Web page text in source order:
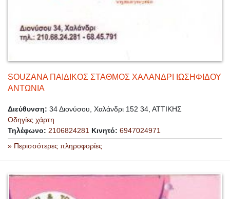
SOUZANA ΠΑΙΔΙΚΟΣ ΣΤΑΘΜΟΣ ΧΑΛΑΝΔΡΙ ΙΩΣΗΦΙΔΟΥ
ΑΝΤΩΝΙΑ
Διεύθυνση: 34 Διονύσου, Χαλάνδρι 152 34, ΑΤΤΙΚΗΣ
Οδηγίες χάρτη
Τηλέφωνο: 2106824281 Κινητό: 6947024971
» Περισσότερες πληροφορίες